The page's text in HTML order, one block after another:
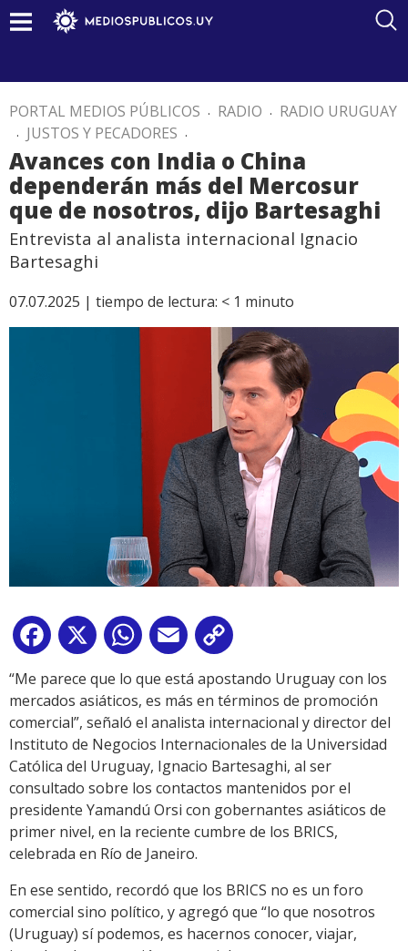
PORTAL MEDIOS PÚBLICOS . RADIO . RADIO URUGUAY
. JUSTOS Y PECADORES .
Avances con India o China
dependerán más del Mercosur
que de nosotros, dijo Bartesaghi
Entrevista al analista internacional Ignacio
Bartesaghi
07.07.2025 | tiempo de lectura: < 1 minuto
Facebook
X WhatsApp
Email
Link
“Me parece que lo que está apostando Uruguay con los
mercados asiáticos, es más en términos de promoción
comercial”, señaló el analista internacional y director del
Instituto de Negocios Internacionales de la Universidad
Católica del Uruguay, Ignacio Bartesaghi, al ser
consultado sobre los contactos mantenidos por el
presidente Yamandú Orsi con gobernantes asiáticos de
primer nivel, en la reciente cumbre de los BRICS,
celebrada en Río de Janeiro.
En ese sentido, recordó que los BRICS no es un foro
comercial sino político, y agregó que “lo que nosotros
(Uruguay) sí podemos, es hacernos conocer, viajar,